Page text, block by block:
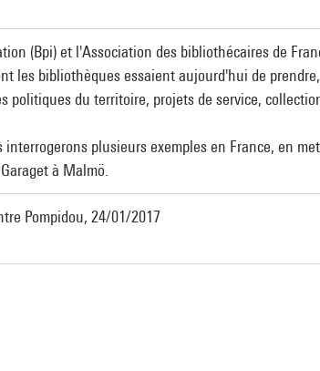
(Bpi) et l'Association des bibliothécaires de
les bibliothèques essaient aujourd'hui de
politiques du territoire, projets de service,
plusieurs exemples en France, en
à Malmö.
Pompidou, 24/01/2017